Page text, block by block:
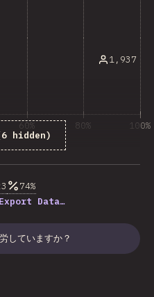
1,937
hidden)
60% 80% 100%
74%
Export Data…
ていますか？